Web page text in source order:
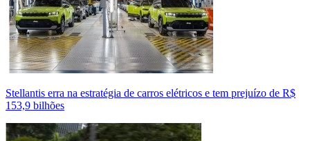
Stellantis erra na estratégia de carros elétricos e tem prejuízo de R$
153,9 bilhões